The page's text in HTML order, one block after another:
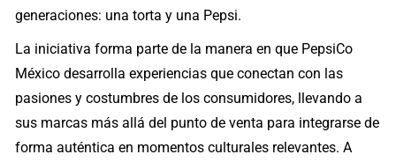
generaciones: una torta y una Pepsi.
La iniciativa forma parte de la manera en que PepsiCo
México desarrolla experiencias que conectan con las
pasiones y costumbres de los consumidores, llevando a
sus marcas más allá del punto de venta para integrarse de
forma auténtica en momentos culturales relevantes. A